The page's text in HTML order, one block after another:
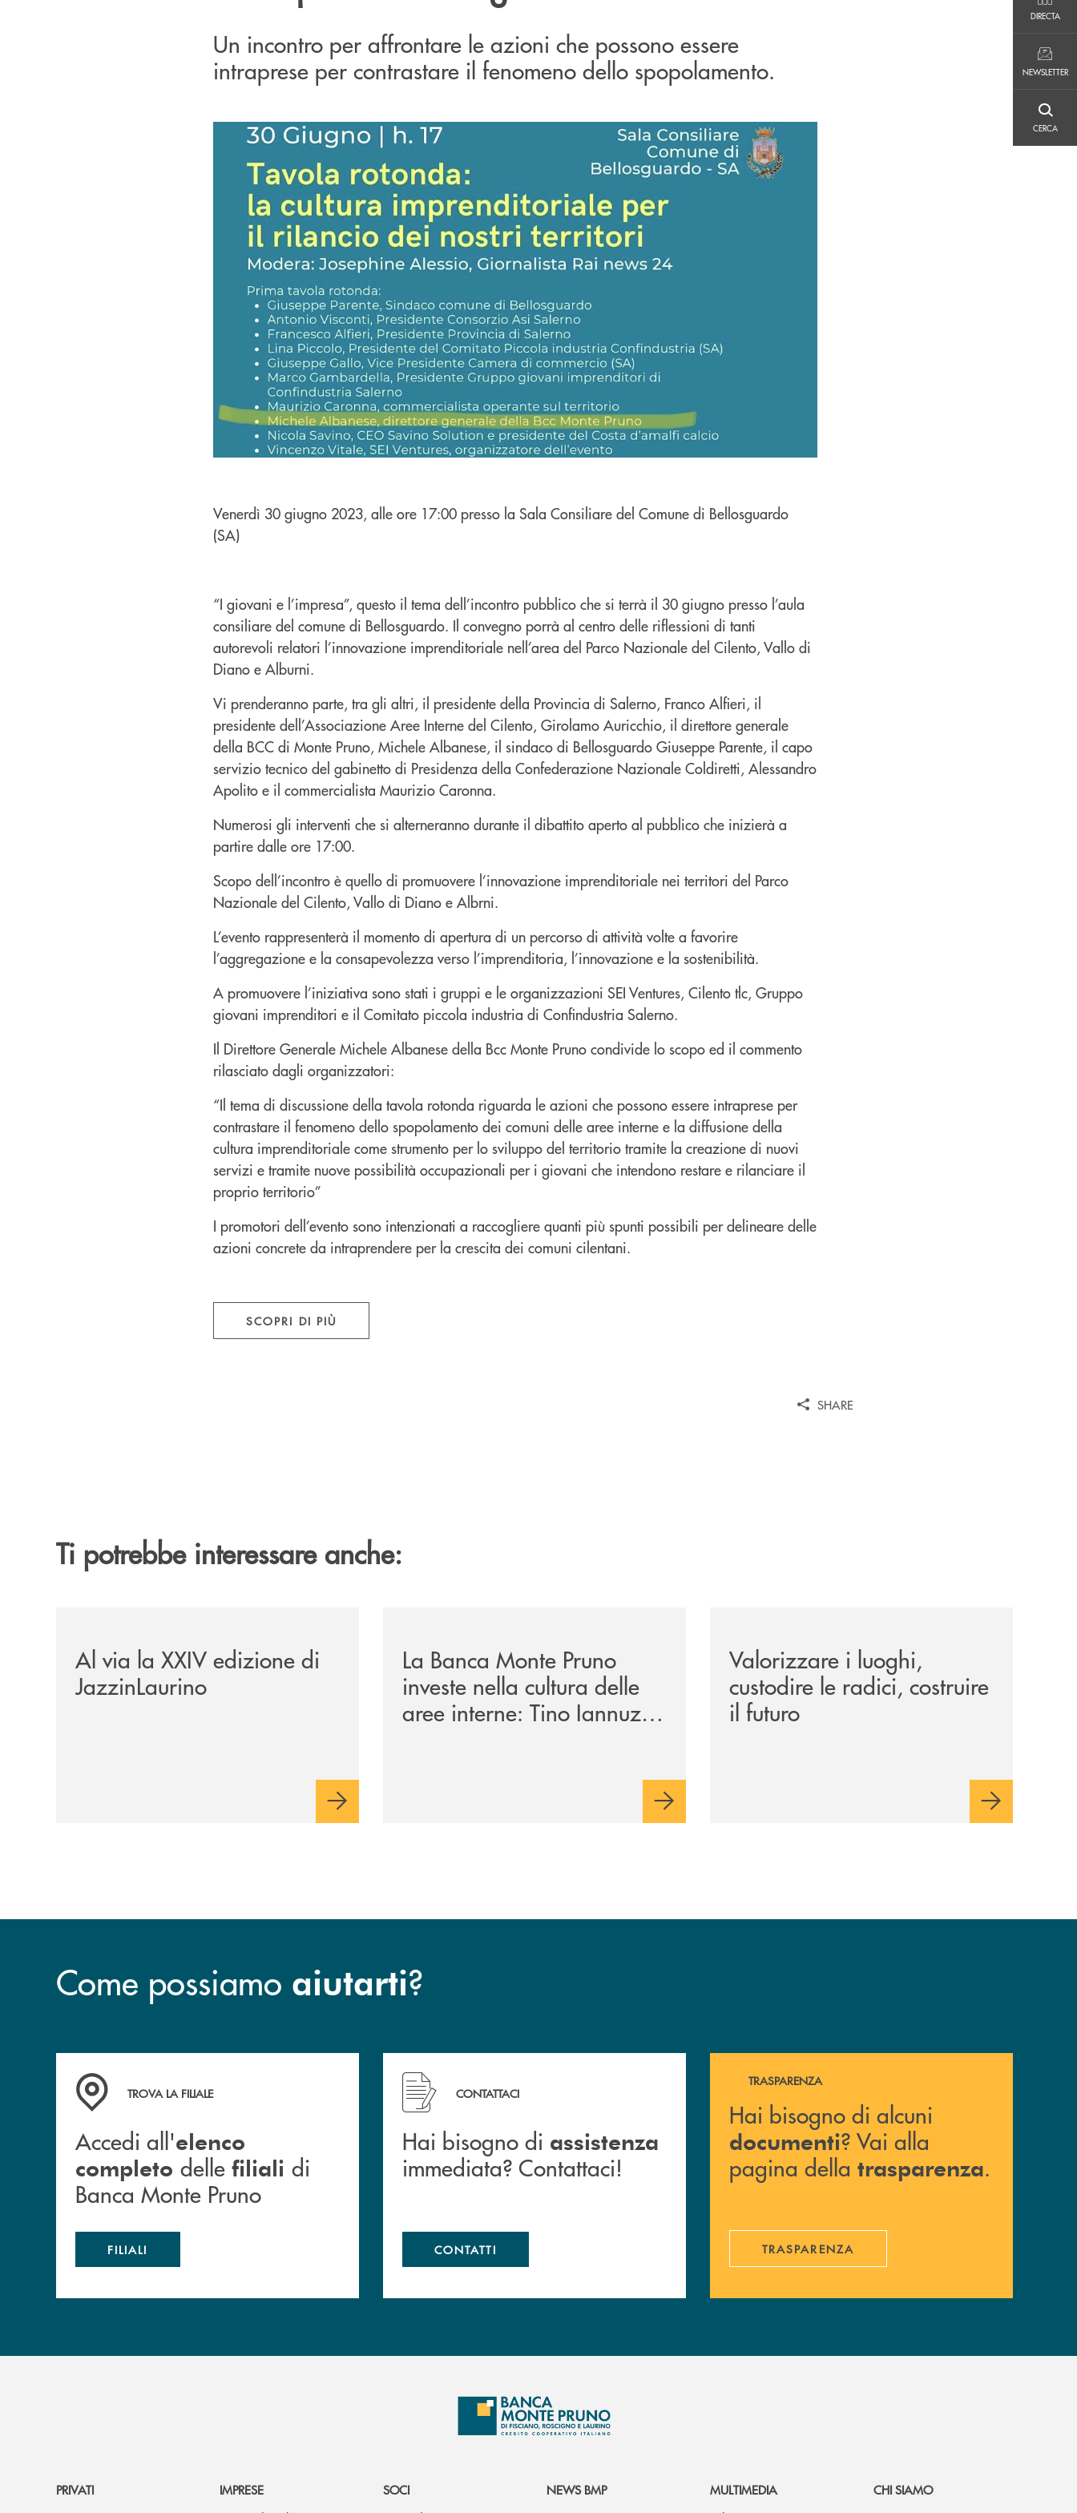
DIRECTA
NEWSLETTER
CERCA
Un incontro per affrontare le azioni che possono essere
intraprese per contrastare il fenomeno dello spopolamento.
Venerdì 30 giugno 2023, alle ore 17:00 presso la Sala Consiliare del Comune di Bellosguardo
(SA)
“I giovani e l’impresa”, questo il tema dell’incontro pubblico che si terrà il 30 giugno presso l’aula
consiliare del comune di Bellosguardo. Il convegno porrà al centro delle riflessioni di tanti
autorevoli relatori l’innovazione imprenditoriale nell’area del Parco Nazionale del Cilento, Vallo di
Diano e Alburni.
Vi prenderanno parte, tra gli altri, il presidente della Provincia di Salerno, Franco Alfieri, il
presidente dell’Associazione Aree Interne del Cilento, Girolamo Auricchio, il direttore generale
della BCC di Monte Pruno, Michele Albanese, il sindaco di Bellosguardo Giuseppe Parente, il capo
servizio tecnico del gabinetto di Presidenza della Confederazione Nazionale Coldiretti, Alessandro
Apolito e il commercialista Maurizio Caronna.
Numerosi gli interventi che si alterneranno durante il dibattito aperto al pubblico che inizierà a
partire dalle ore 17:00.
Scopo dell’incontro è quello di promuovere l’innovazione imprenditoriale nei territori del Parco
Nazionale del Cilento, Vallo di Diano e Albrni.
L’evento rappresenterà il momento di apertura di un percorso di attività volte a favorire
l’aggregazione e la consapevolezza verso l’imprenditoria, l’innovazione e la sostenibilità.
A promuovere l’iniziativa sono stati i gruppi e le organizzazioni SEI Ventures, Cilento tlc, Gruppo
giovani imprenditori e il Comitato piccola industria di Confindustria Salerno.
Il Direttore Generale Michele Albanese della Bcc Monte Pruno condivide lo scopo ed il commento
rilasciato dagli organizzatori:
“Il tema di discussione della tavola rotonda riguarda le azioni che possono essere intraprese per
contrastare il fenomeno dello spopolamento dei comuni delle aree interne e la diffusione della
cultura imprenditoriale come strumento per lo sviluppo del territorio tramite la creazione di nuovi
servizi e tramite nuove possibilità occupazionali per i giovani che intendono restare e rilanciare il
proprio territorio”
I promotori dell’evento sono intenzionati a raccogliere quanti più spunti possibili per delineare delle
azioni concrete da intraprendere per la crescita dei comuni cilentani.
SCOPRI DI PIÙ
SHARE
Ti potrebbe interessare anche:
Al via la XXIV edizione di
JazzinLaurino
La Banca Monte Pruno
investe nella cultura delle
aree interne: Tino Iannuzzi
Valorizzare i luoghi,
custodire le radici, costruire
il futuro
Come possiamo aiutarti?
Accedi all' elenco completo&nbsp; delle&nbsp; filiali&nbsp; di Banca Monte Pruno
TROVA LA FILIALE
Accedi all'elenco
completo delle filiali di
Banca Monte Pruno
FILIALI
Hai bisogno di assistenza immediata? Contattaci!
CONTATTACI
Hai bisogno di assistenza
immediata? Contattaci!
CONTATTI
Hai bisogno di alcuni documenti ? Vai alla pagina della
TRASPARENZA
Hai bisogno di alcuni
documenti? Vai alla
pagina della trasparenza.
TRASPARENZA
PRIVATI
IMPRESE
SOCI
NEWS BMP
MULTIMEDIA
CHI SIAMO